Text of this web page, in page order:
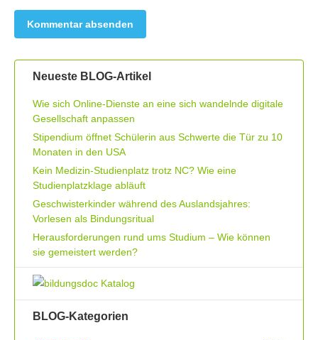
Neueste BLOG-Artikel
Wie sich Online-Dienste an eine sich wandelnde digitale
Gesellschaft anpassen
Stipendium öffnet Schülerin aus Schwerte die Tür zu 10
Monaten in den USA
Kein Medizin-Studienplatz trotz NC? Wie eine
Studienplatzklage abläuft
Geschwisterkinder während des Auslandsjahres:
Vorlesen als Bindungsritual
Herausforderungen rund ums Studium – Wie können
sie gemeistert werden?
BLOG-Kategorien